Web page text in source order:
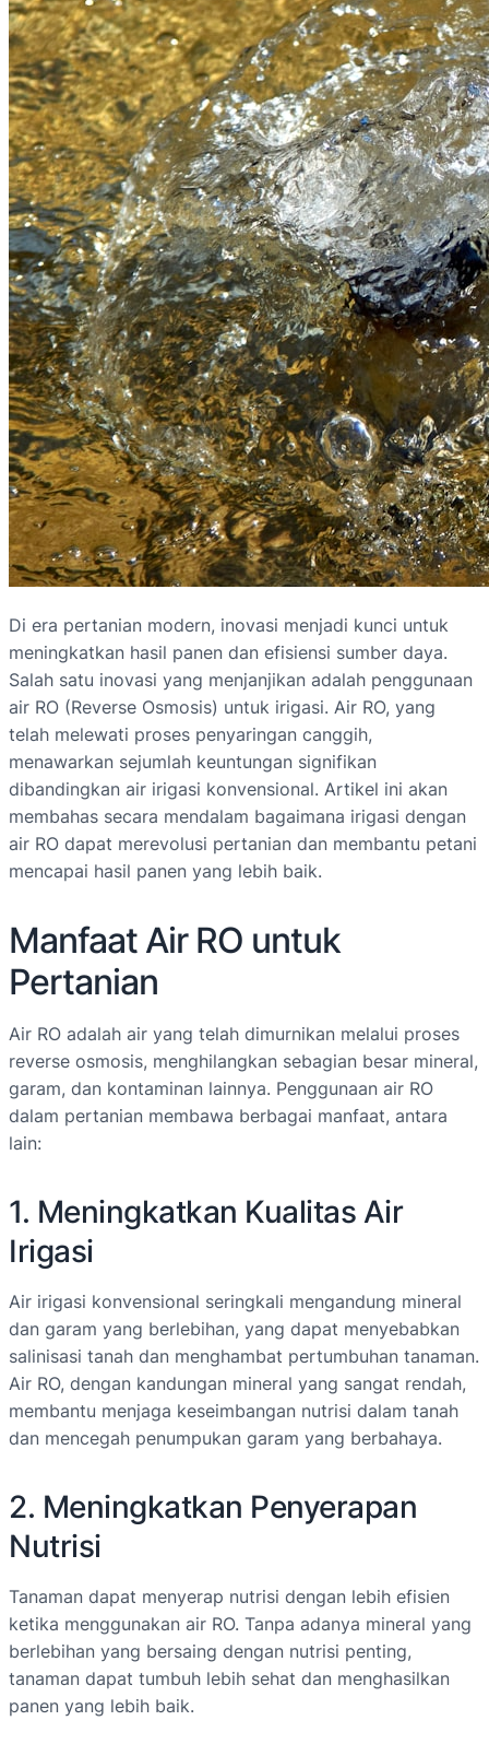
Di era pertanian modern, inovasi menjadi kunci untuk
meningkatkan hasil panen dan efisiensi sumber daya.
Salah satu inovasi yang menjanjikan adalah penggunaan
air RO (Reverse Osmosis) untuk irigasi. Air RO, yang
telah melewati proses penyaringan canggih,
menawarkan sejumlah keuntungan signifikan
dibandingkan air irigasi konvensional. Artikel ini akan
membahas secara mendalam bagaimana irigasi dengan
air RO dapat merevolusi pertanian dan membantu petani
mencapai hasil panen yang lebih baik.
Manfaat Air RO untuk
Pertanian
Air RO adalah air yang telah dimurnikan melalui proses
reverse osmosis, menghilangkan sebagian besar mineral,
garam, dan kontaminan lainnya. Penggunaan air RO
dalam pertanian membawa berbagai manfaat, antara
lain:
1. Meningkatkan Kualitas Air
Irigasi
Air irigasi konvensional seringkali mengandung mineral
dan garam yang berlebihan, yang dapat menyebabkan
salinisasi tanah dan menghambat pertumbuhan tanaman.
Air RO, dengan kandungan mineral yang sangat rendah,
membantu menjaga keseimbangan nutrisi dalam tanah
dan mencegah penumpukan garam yang berbahaya.
2. Meningkatkan Penyerapan
Nutrisi
Tanaman dapat menyerap nutrisi dengan lebih efisien
ketika menggunakan air RO. Tanpa adanya mineral yang
berlebihan yang bersaing dengan nutrisi penting,
tanaman dapat tumbuh lebih sehat dan menghasilkan
panen yang lebih baik.